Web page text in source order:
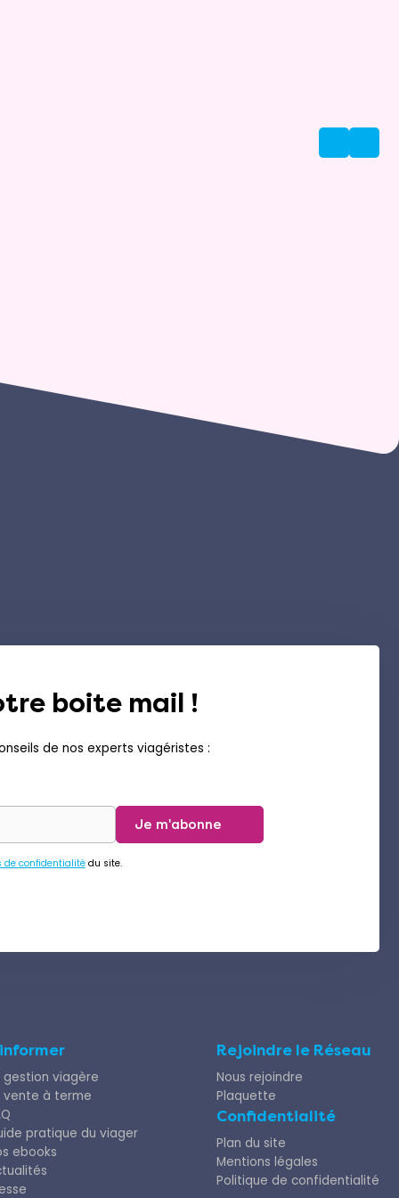
boite mail !
de nos experts viagéristes :
Je m'abonne
de confidentialitédu site.
gestion viagère
vente à terme
pratique du viager
ebooks
Rejoindre le Réseau
Nous rejoindre
Plaquette
Confidentialité
Plan du site
Mentions légales
Politique de confidentialité